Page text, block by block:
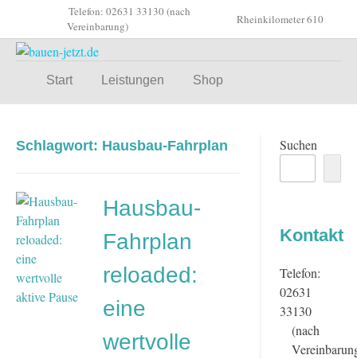
content
Telefon: 02631 33130 (nach
Vereinbarung)
Rheinkilometer 610
Start Leistungen Shop
Schlagwort: Hausbau-Fahrplan
Hausbau-
Fahrplan
reloaded:
eine
wertvolle
Suchen
Kontakt
Telefon:
02631
33130
(nach